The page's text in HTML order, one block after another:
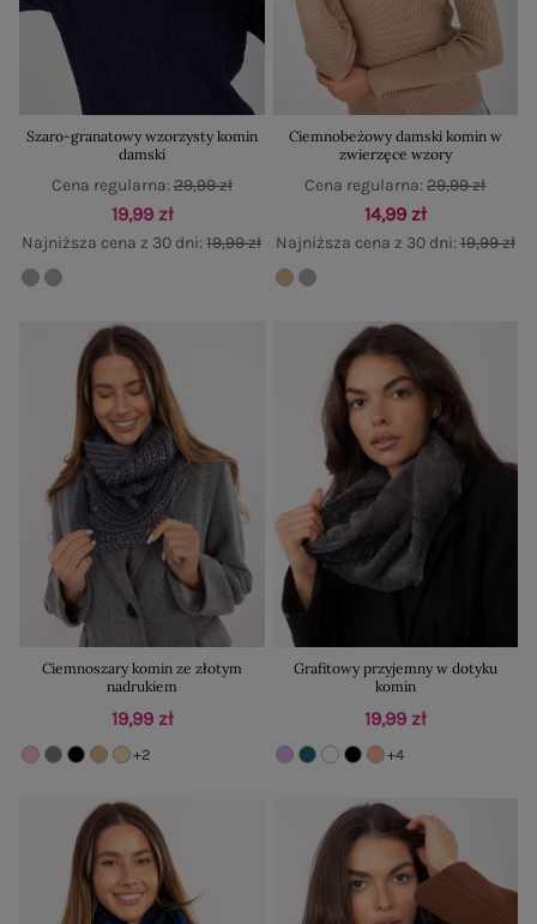
Szaro-granatowy wzorzysty komin
damski
19,99 zł
Najniższa cena z 30 dni:19,99 zł
Cena regularna:29,99 zł
Ciemnobeżowy damski komin w
zwierzęce wzory
14,99 zł
Najniższa cena z 30 dni:19,99 zł
Cena regularna:29,99 zł
Ciemnoszary komin ze złotym
nadrukiem
19,99 zł
+2
Grafitowy przyjemny w dotyku
komin
19,99 zł
+4